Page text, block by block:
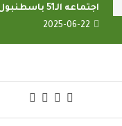
اجتماعه الـ51 باسطنبول
2025-06-22